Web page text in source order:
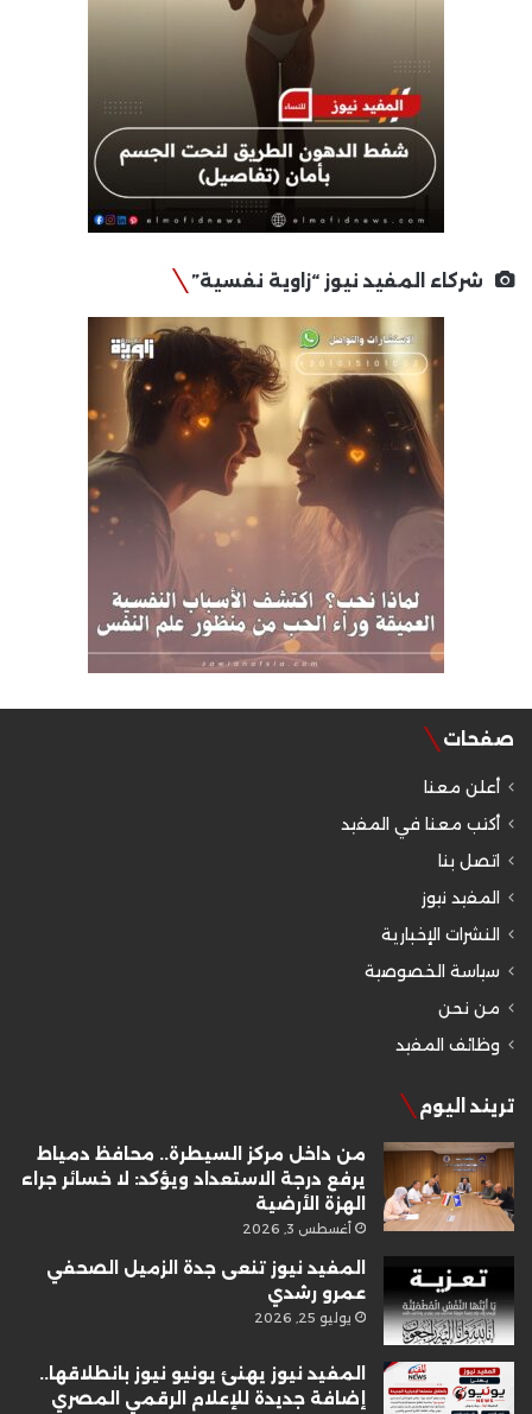
شركاء المفيد نيوز “زاوية نفسية”
صفحات
أعلن معنا
أكتب معنا في المفيد
اتصل بنا
المفيد نيوز
النشرات الإخبارية
سياسة الخصوصية
من نحن
وظائف المفيد
تريند اليوم
من داخل مركز السيطرة.. محافظ دمياط
يرفع درجة الاستعداد ويؤكد: لا خسائر جراء
الهزة الأرضية
أغسطس 3, 2026
المفيد نيوز تنعى جدة الزميل الصحفي
عمرو رشدي
يوليو 25, 2026
المفيد نيوز يهنئ يونيو نيوز بانطلاقها..
إضافة جديدة للإعلام الرقمي المصري